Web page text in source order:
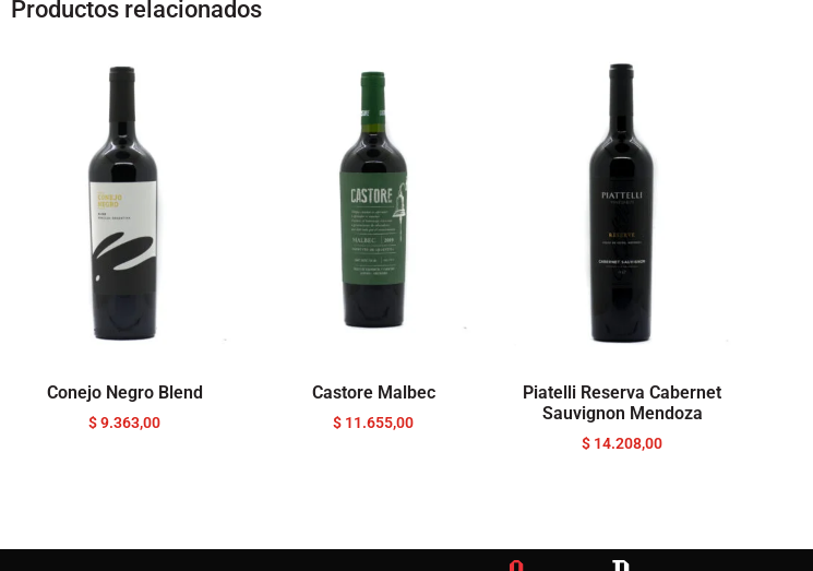
Productos relacionados
Conejo Negro Blend
$9.363,00
Castore Malbec
$ 11.655,00
Piatelli Reserva Cabernet
Sauvignon Mendoza
$ 14.208,00